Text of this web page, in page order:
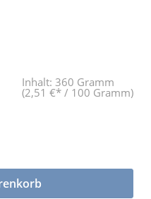
Inhalt: 360 Gramm
(2,51 €* / 100 Gramm)